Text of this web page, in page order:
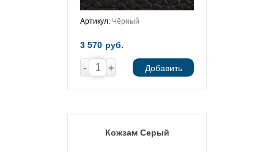
Артикул: Чёрный
3 570 руб.
- + Добавить
Кожзам Серый